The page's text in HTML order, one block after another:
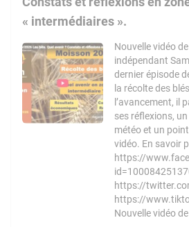
« intermédiaires ».
Nouvelle vidéo
indépendant
dernier épisode
la récolte des
l’avancement, il
ses réflexions,
météo et un
vidéo. En savoir
https://
https://
https://
Nouvelle vidéo